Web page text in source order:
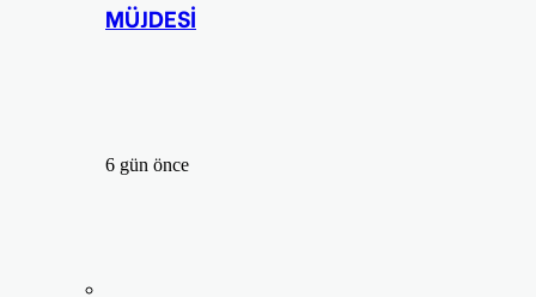
MÜJDESİ
6 gün önce